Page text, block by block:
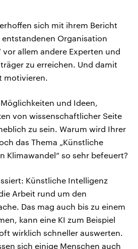
sich mit ihrem Bericht
Organisation
vor allem andere Experten und
zu erreichen. Und damit
motivieren.
und Ideen,
von wissenschaftlicher Seite
zu sein. Warum wird Ihrer
das Thema „Künstliche
Klimawandel“ so sehr befeuert?
Künstliche Intelligenz
Arbeit rund um den
Das mag auch bis zu einem
kann eine KI zum Beispiel
wirklich schneller auswerten.
sich einige Menschen auch